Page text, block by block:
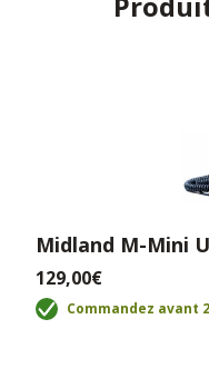
Midland M-Mini
129,00€
Commandez avant